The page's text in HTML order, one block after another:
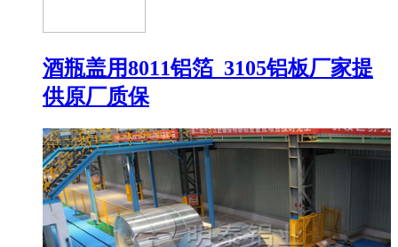
酒瓶盖用8011铝箔_3105铝板厂家提
供原厂质保